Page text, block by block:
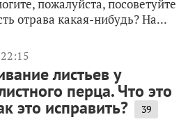
пожалуйста, посоветуйте
отрава какая-нибудь? На...
листьев у
перца. Что это
это исправить? 39